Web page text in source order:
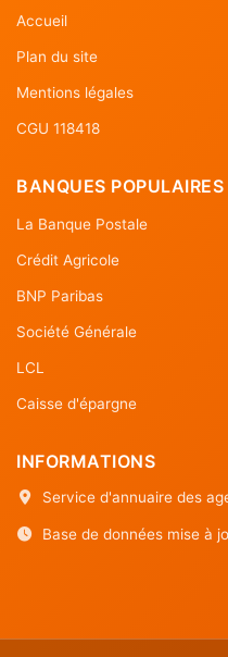
Accueil
Plan du site
Mentions légales
CGU 118418
BANQUES POPULAIRES
La Banque Postale
Crédit Agricole
BNP Paribas
Société Générale
LCL
Caisse d'épargne
INFORMATIONS
Service d'annuaire des
Base de données mise à